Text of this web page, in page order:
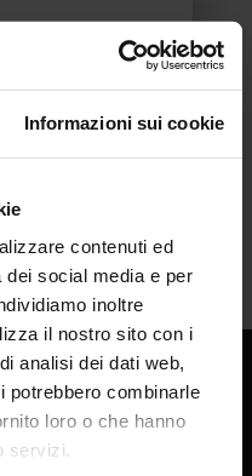
Informazioni sui cookie
contenuti ed
dei social media e per
inoltre
il nostro sito con i
analisi dei dati web,
potrebbero combinarle
loro o che hanno
servizi.
– Italy
Sociale €